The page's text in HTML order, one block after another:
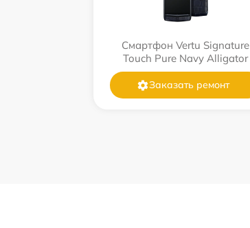
Смартфон Vertu Signature
Touch Pure Navy Alligator
Заказать ремонт